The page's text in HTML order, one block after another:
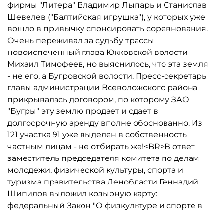
фирмы "Литера" Владимир Лыпарь и Станислав
Шевелев ("Балтийская игрушка"), у которых уже
вошло в привычку спонсировать соревнования.
Очень переживал за судьбу трассы
новоиспеченный глава Юкковской волости
Михаил Тимофеев, но выяснилось, что эта земля
- не его, а Бугровской волости. Пресс-секретарь
главы администрации Всеволожского района
прикрывалась договором, по которому ЗАО
"Бугры" эту землю продает и сдает в
долгосрочную аренду вполне обоснованно. Из
121 участка 91 уже выделен в собственность
частным лицам - не отбирать же!<BR>В ответ
заместитель председателя комитета по делам
молодежи, физической культуры, спорта и
туризма правительства Ленобласти Геннадий
Шипилов выложил козырную карту:
федеральный Закон "О физкультуре и спорте в